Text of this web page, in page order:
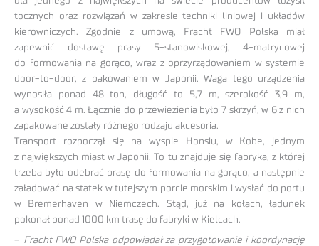
tocznych oraz rozwiązań w zakresie techniki liniowej i układów
kierowniczych. Zgodnie z umową, Fracht FWO Polska miał
zapewnić dostawę prasy 5-stanowiskowej, 4-matrycowej
do formowania na gorąco, wraz z oprzyrządowaniem w systemie
door-to-door, z pakowaniem w Japonii. Waga tego urządzenia
wynosiła ponad 48 ton, długość to 5,7 m, szerokość 3,9 m,
a wysokość 4 m. Łącznie do przewiezienia było 7 skrzyń, w 6 z nich
zapakowane zostały różnego rodzaju akcesoria.
Transport rozpoczął się na wyspie Honsiu, w Kobe, jednym
z największych miast w Japonii. To tu znajduje się fabryka, z której
trzeba było odebrać prasę do formowania na gorąco, a następnie
załadować na statek w tutejszym porcie morskim i wysłać do portu
w Bremerhaven w Niemczech. Stąd, już na kołach, ładunek
pokonał ponad 1000 km trasę do fabryki w Kielcach.
– Fracht FWO Polska odpowiadał za przygotowanie i koordynację